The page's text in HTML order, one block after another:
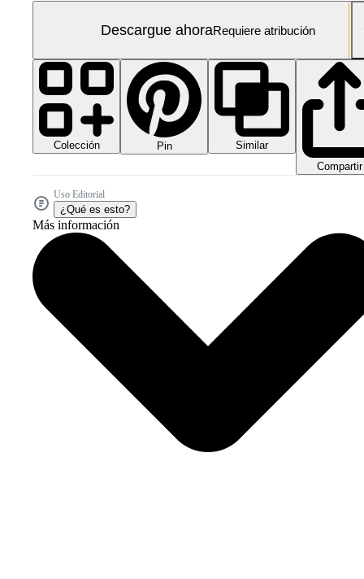
Descargue ahoraRequiere atribución
Colección Pin
Similar
Compartir
Uso Editorial
¿Qué es esto?
Más información